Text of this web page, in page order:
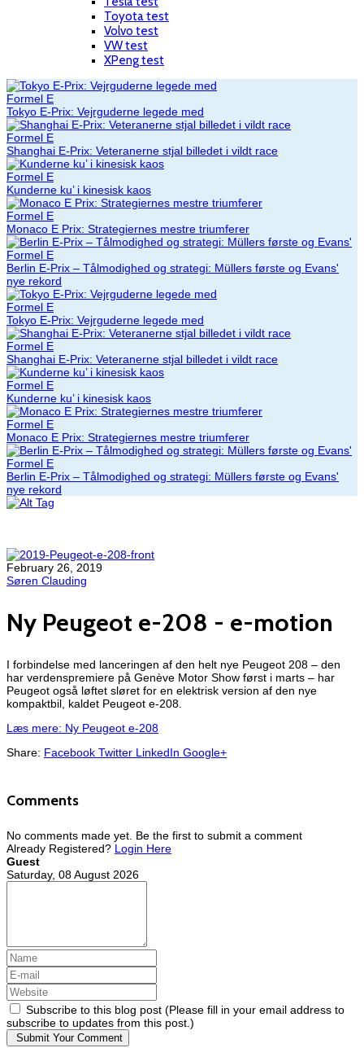
Toyota test
Volvo test
VW test
XPeng test
Formel E
Tokyo E-Prix: Vejrguderne legede med
Formel E
Shanghai E-Prix: Veteranerne stjal billedet i vildt race
Formel E
Kunderne ku’ i kinesisk kaos
Formel E
Monaco E Prix: Strategiernes mestre triumferer
Formel E
Berlin E-Prix – Tålmodighed og strategi: Müllers første og Evans'
nye rekord
Formel E
Tokyo E-Prix: Vejrguderne legede med
Formel E
Shanghai E-Prix: Veteranerne stjal billedet i vildt race
Formel E
Kunderne ku’ i kinesisk kaos
Formel E
Monaco E Prix: Strategiernes mestre triumferer
Formel E
Berlin E-Prix – Tålmodighed og strategi: Müllers første og Evans'
nye rekord
February 26, 2019
Søren Clauding
Ny Peugeot e-208 - e-motion
I forbindelse med lanceringen af den helt nye Peugeot 208 – den
har verdenspremiere på Genève Motor Show først i marts – har
Peugeot også løftet sløret for en elektrisk version af den nye
kompaktbil, kaldet Peugeot e-208.
Læs mere: Ny Peugeot e-208
Share: Facebook Twitter LinkedIn Google+
Comments
No comments made yet. Be the first to submit a comment
Already Registered? Login Here
Guest
Saturday, 08 August 2026
Subscribe to this blog post (Please fill in your email address to
subscribe to updates from this post.)
Submit Your Comment